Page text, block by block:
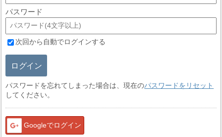
パスワード
次回から自動でログインする
ログイン
パスワードを忘れてしまった場合は、現在のパスワードをリセット
してください。
Googleでログイン